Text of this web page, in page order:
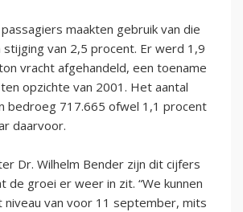
maakten gebruik van die
van 2,5 procent. Er werd 1,9
vracht afgehandeld, een toename
opzichte van 2001. Het aantal
bedroeg 717.665 ofwel 1,1 procent
daarvoor.
Dr. Wilhelm Bender zijn dit cijfers
de groei er weer in zit. “We kunnen
van voor 11 september, mits